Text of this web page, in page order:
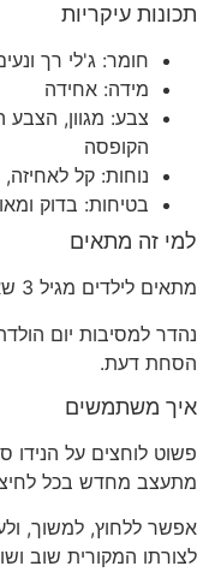
תכונות עיקריות
חומר: ג'לי רך
מידה: אחידה
צבע: מגוון,
הקופסה
נוחות: קל
בטיחות: בדוק
למי זה מתאים
מתאים לילדים מגיל 3 שאוהבים צעצועים סנסוריים וכיפיים.
נהדר למסיבות יום
הסחת דעת.
איך משתמשים
פשוט לוחצים על הנידו
מתעצב מחדש בכל
אפשר ללחוץ, למשוך,
לצורתו המקורית שוב